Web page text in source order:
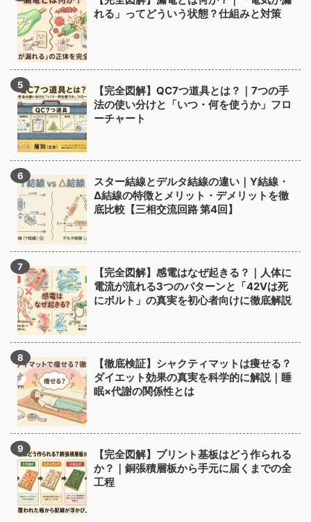
れる」ってどういう状態？仕組みと対策
【完全図解】QC7つ道具とは？｜7つの手
法の使い分けと「いつ・何を使うか」フロ
ーチャート
スター結線とデルタ結線の違い｜Y結線・
Δ結線の特徴とメリット・デメリットを徹
底比較【三相交流回路 第4回】
【完全図解】感電はなぜ起きる？｜人体に
電流が流れる3つのパターンと「42Vは死
にボルト」の真実を初心者向けに徹底解説
【徹底検証】シャクティマットは痩せる？
ダイエット効果の真実を科学的に解説｜睡
眠×代謝の関係性とは
【完全図解】プリント基板はどう作られる
か？｜銅張積層板から手元に届くまでの全
工程